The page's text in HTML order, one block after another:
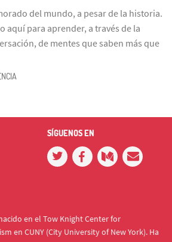
del mundo, a pesar de la historia.
aquí para aprender, a través de la
de mentes que saben más que
SÍGUENOS EN
en el Tow Knight Center for
en CUNY (City University of New York). Ha